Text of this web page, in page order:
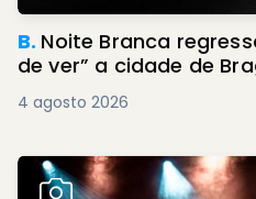
B. Noite Branca
de ver” a cidade de
4 agosto 2026